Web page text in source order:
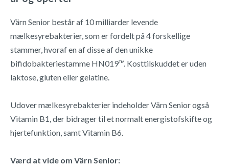
Värn Senior består af 10 milliarder levende
mælkesyrebakterier, som er fordelt på 4 forskellige
stammer, hvoraf en af disse af den unikke
bifidobakteriestamme HN019™. Kosttilskuddet er uden
laktose, gluten eller gelatine.
Udover mælkesyrebakterier indeholder Värn Senior også
Vitamin B1, der bidrager til et normalt energistofskifte og
hjertefunktion, samt Vitamin B6.
Værd at vide om Värn Senior: